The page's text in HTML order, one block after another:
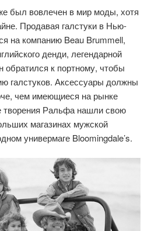
был вовлечен в мир моды, хотя
Продавая галстуки в Нью-
на компанию Beau Brummell,
денди, легендарной
обратился к портному, чтобы
галстуков. Аксессуары должны
чем имеющиеся на рынке
творения Ральфа нашли свою
магазинах мужской
универмаге Bloomingdale’s.